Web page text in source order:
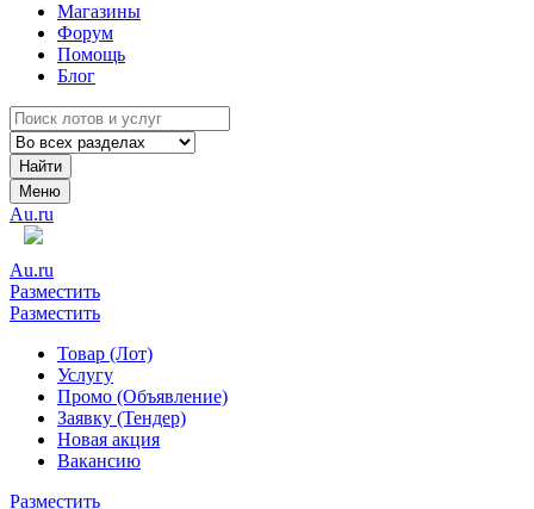
Магазины
Форум
Помощь
Блог
Найти
Меню
Au.ru
Au.ru
Разместить
Разместить
Товар (Лот)
Услугу
Промо (Объявление)
Заявку (Тендер)
Новая акция
Вакансию
Разместить